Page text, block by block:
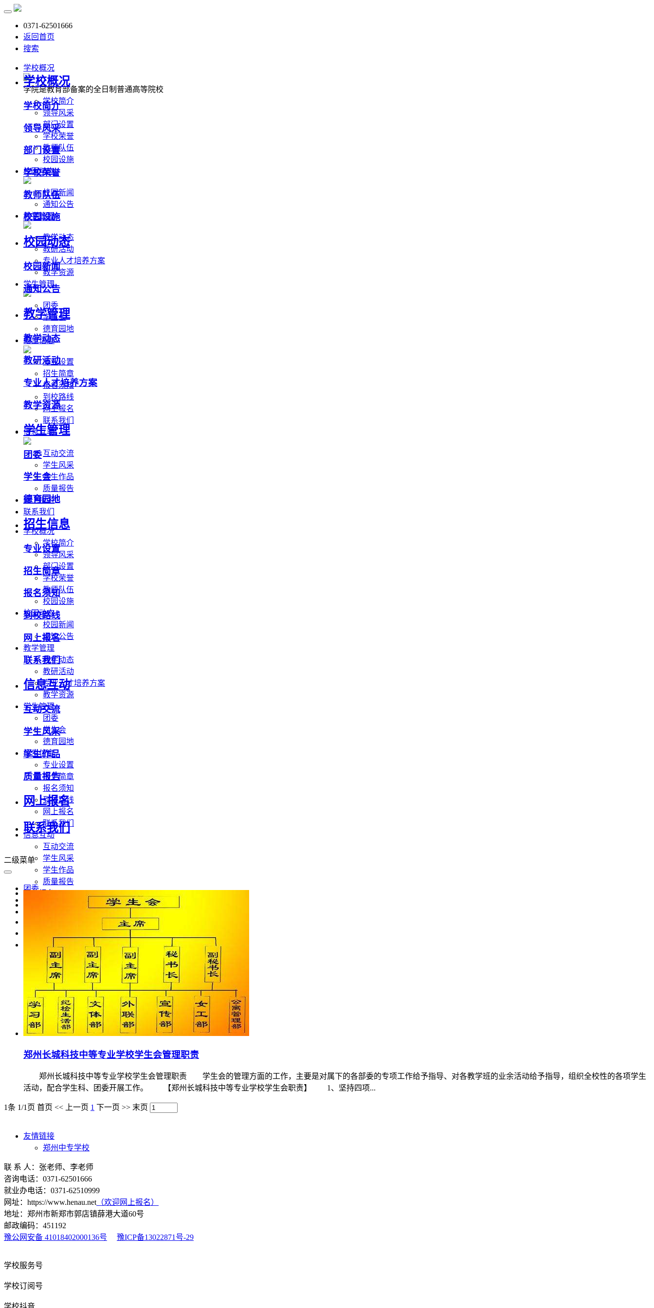
0371-62501666
返回首页
搜索
学校概况
学院是教育部备案的全日制普通高等院校
学校简介
领导风采
部门设置
学校荣誉
教师队伍
校园设施
校园动态
校园新闻
通知公告
教学管理
教学动态
教研活动
专业人才培养方案
教学资源
学生管理
团委
学生会
德育园地
招生信息
专业设置
招生简章
报名须知
到校路线
网上报名
联系我们
信息互动
互动交流
学生风采
学生作品
质量报告
网上报名
联系我们
学校概况
学校简介
领导风采
部门设置
学校荣誉
教师队伍
校园设施
校园动态
校园新闻
通知公告
教学管理
教学动态
教研活动
专业人才培养方案
教学资源
学生管理
团委
学生会
德育园地
招生信息
专业设置
招生简章
报名须知
到校路线
网上报名
联系我们
信息互动
互动交流
学生风采
学生作品
质量报告
学校概况
学校简介
领导风采
部门设置
学校荣誉
教师队伍
校园设施
校园动态
校园新闻
通知公告
教学管理
教学动态
教研活动
专业人才培养方案
教学资源
学生管理
团委
学生会
德育园地
招生信息
专业设置
招生简章
报名须知
到校路线
网上报名
联系我们
信息互动
互动交流
学生风采
学生作品
质量报告
网上报名
联系我们
二级菜单
团委
郑州长城科技中等专业学校学生会管理职责
郑州长城科技中等专业学校学生会管理职责 学生会的管理方面的工作，主要是对属下的各部委的专项工作给予指导、对各教学班的业余活动给予指导，组织全校性的各项学生
活动，配合学生科、团委开展工作。 【郑州长城科技中等专业学校学生会职责】 1、坚持四项...
1条 1/1页 首页 << 上一页 1 下一页 >> 末页
友情链接
郑州中专学校
联 系 人：张老师、李老师
咨询电话：0371-62501666
就业办电话：0371-62510999
网址：https://www.henau.net （欢迎网上报名）
地址：郑州市新郑市郭店镇薛港大道60号
邮政编码：451192
豫公网安备 41018402000136号
豫ICP备13022871号-29
学校服务号
学校订阅号
学校抖音